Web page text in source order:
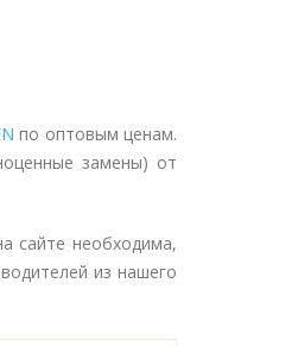
по оптовым ценам.
замены) от
сайте необходима,
из нашего